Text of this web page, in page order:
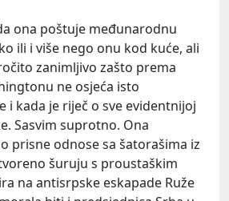
ona poštuje međunarodnu
ili i više nego onu kod kuće, ali
zanimljivo zašto prema
ne osjeća isto
i kada je riječ o sve evidentnijoj
Sasvim suprotno. Ona
prisne odnose sa šatorašima iz
šuruju s proustaškim
na antisrpske eskapade Ruže